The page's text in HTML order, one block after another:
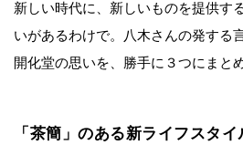
新しい時代に、新しいものを提供す
いがあるわけで。八木さんの発する
開化堂の思いを、勝手に３つにまと
「茶簡」のある新ライフスタ